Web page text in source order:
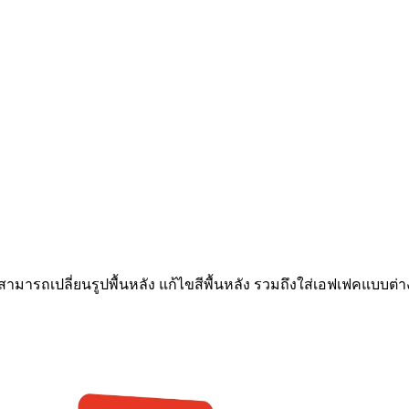
ามารถเปลี่ยนรูปพื้นหลัง แก้ไขสีพื้นหลัง รวมถึงใส่เอฟเฟคแบบต่า